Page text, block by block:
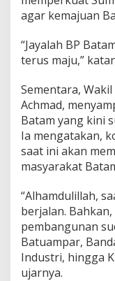
P
e
k
o
e
b
a
n
g
u
n
a
t
a
m
agar kemajuan
“Jayalah BP
terus maju,”
Sementara,
Achmad,
Batam yang kini
Ia mengatakan,
saat ini akan
masyarakat
“Alhamdulillah,
berjalan.
pembangunan
Batuampar,
Industri, hingga
ujarnya.